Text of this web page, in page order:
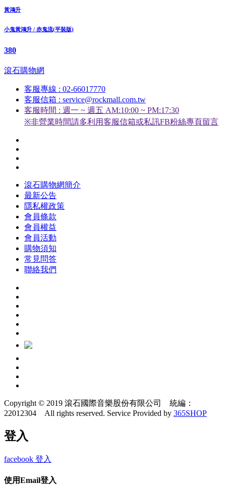
黃鴻升
小鬼黃鴻升 / 赤鬼流(平裝版)
380
滾石購物網
客服專線 : 02-66017770
客服信箱 : service@rockmall.com.tw
客服時間 : 週一 ~ 週五 AM:10:00 ~ PM:17:30
※非營業時間請多利用客服信箱或私訊FB粉絲專頁留言
滾石購物網簡介
最新公告
隱私權政策
會員條款
會員權益
會員活動
購物須知
常見問答
聯絡我們
Copyright © 2019 滾石國際音樂股份有限公司 統編：
22012304 All rights reserved. Service Provided by 365SHOP
登入
facebook 登入
使用Email登入